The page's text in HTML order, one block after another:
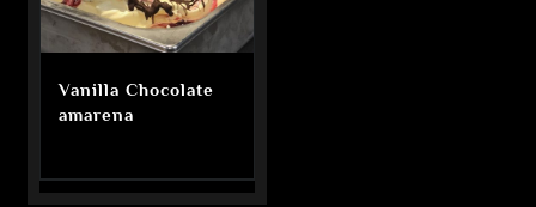
Vanilla Chocolate
amarena